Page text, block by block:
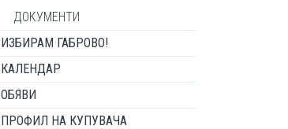
ДОКУМЕНТИ
ИЗБИРАМ ГАБРОВО!
КАЛЕНДАР
ОБЯВИ
ПРОФИЛ НА КУПУВАЧА